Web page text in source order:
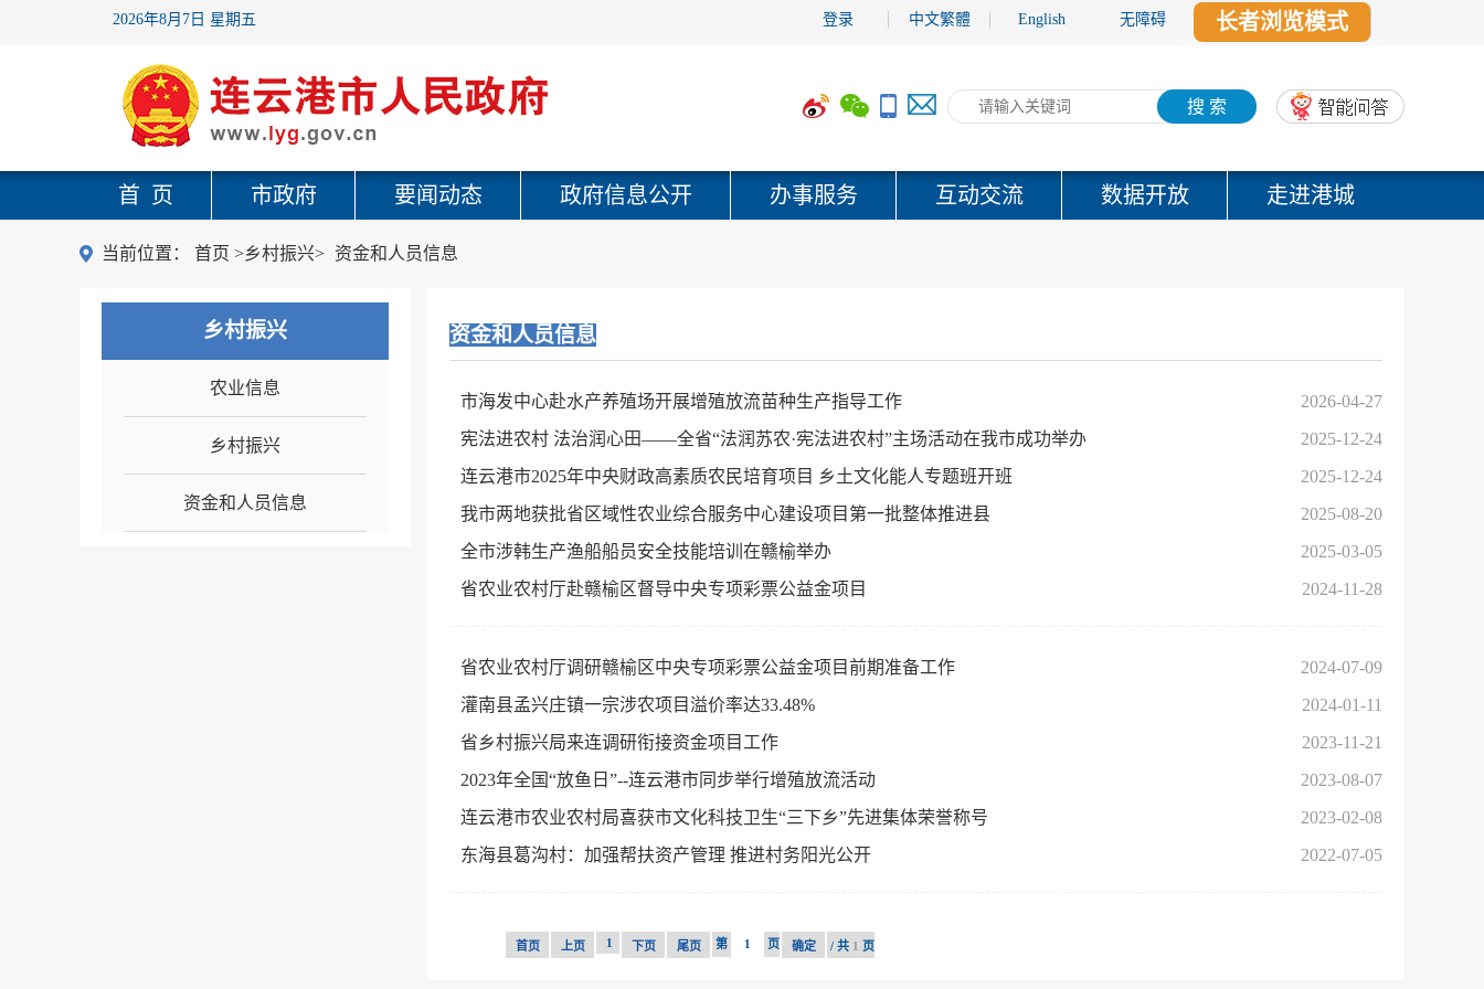
2026年8月7日 星期五 登录 中文繁體 English 无障碍 长者浏览模式
搜 索
首 页 市政府 要闻动态 政府信息公开 办事服务 互动交流 数据开放 走进港城
当前位置： 首页 >乡村振兴> 资金和人员信息
乡村振兴
农业信息
乡村振兴
资金和人员信息
资金和人员信息
市海发中心赴水产养殖场开展增殖放流苗种生产指导工作
2026-04-27
宪法进农村 法治润心田——全省“法润苏农·宪法进农村”主场活动在我市成功举办
2025-12-24
连云港市2025年中央财政高素质农民培育项目 乡土文化能人专题班开班
2025-12-24
我市两地获批省区域性农业综合服务中心建设项目第一批整体推进县
2025-08-20
全市涉韩生产渔船船员安全技能培训在赣榆举办
2025-03-05
省农业农村厅赴赣榆区督导中央专项彩票公益金项目
2024-11-28
省农业农村厅调研赣榆区中央专项彩票公益金项目前期准备工作
2024-07-09
灌南县孟兴庄镇一宗涉农项目溢价率达33.48%
2024-01-11
省乡村振兴局来连调研衔接资金项目工作
2023-11-21
2023年全国“放鱼日”--连云港市同步举行增殖放流活动
2023-08-07
连云港市农业农村局喜获市文化科技卫生“三下乡”先进集体荣誉称号
2023-02-08
东海县葛沟村：加强帮扶资产管理 推进村务阳光公开
2022-07-05
首页 上页 1 下页 尾页 第 页 确定 / 共 1 页